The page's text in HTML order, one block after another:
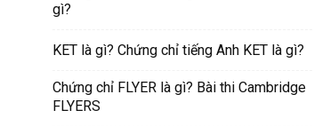
gì?
KET là gì? Chứng chỉ tiếng Anh KET là gì?
Chứng chỉ FLYER là gì? Bài thi Cambridge
FLYERS